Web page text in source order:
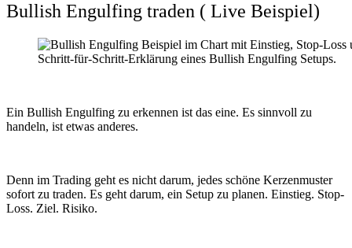
Bullish Engulfing traden ( Live Beispiel)
Schritt-für-Schritt-Erklärung eines Bullish Engulfing Setups.
Ein Bullish Engulfing zu erkennen ist das eine. Es sinnvoll zu
handeln, ist etwas anderes.
Denn im Trading geht es nicht darum, jedes schöne Kerzenmuster
sofort zu traden. Es geht darum, ein Setup zu planen. Einstieg. Stop-
Loss. Ziel. Risiko.